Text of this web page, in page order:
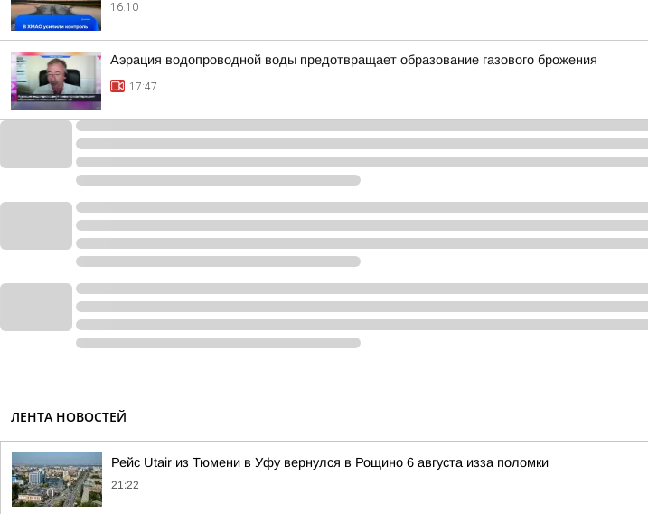
16:10
Аэрация водопроводной воды предотвращает образование газового брожения
17:47
ЛЕНТА НОВОСТЕЙ
Рейс Utair из Тюмени в Уфу вернулся в Рощино 6 августа изза поломки
21:22